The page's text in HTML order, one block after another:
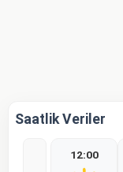
Saatlik Veriler
12:00